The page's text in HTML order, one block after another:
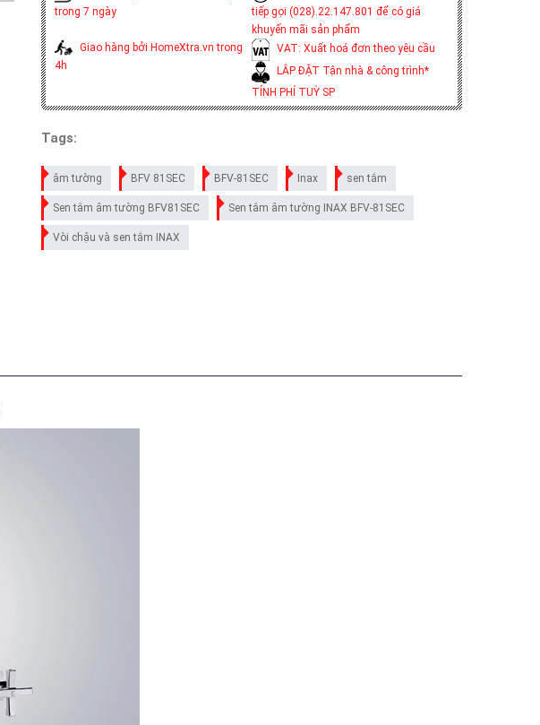
trong 7 ngày
tiếp gọi (028).22.147.801 để có giá
khuyến mãi sản phẩm
Giao hàng bởi HomeXtra.vn trong
4h
VAT: Xuất hoá đơn theo yêu cầu
LẮP ĐẶT Tận nhà & công trình*
TÍNH PHÍ TUỲ SP
Tags:
âm tường BFV 81SEC BFV-81SEC Inax sen tắm
Sen tắm âm tường BFV81SEC Sen tắm âm tường INAX BFV-81SEC
Vòi chậu và sen tắm INAX